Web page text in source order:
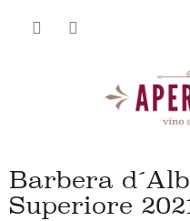
Barbera
Superiore